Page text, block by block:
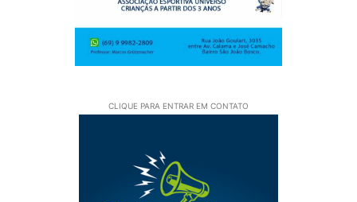
CLIQUE PARA ENTRAR EM CONTATO